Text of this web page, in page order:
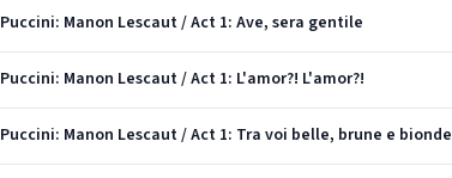
Puccini: Manon Lescaut / Act 1: Ave, sera gentile
Puccini: Manon Lescaut / Act 1: L'amor?! L'amor?!
Puccini: Manon Lescaut / Act 1: Tra voi belle, brune e bionde